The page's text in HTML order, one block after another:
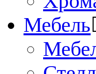
Мебель